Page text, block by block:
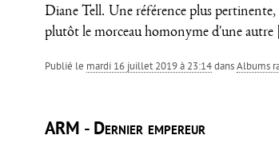
Diane Tell. Une référence plus
plutôt le morceau homonyme d'une autre
Publié le mardi 16 juillet 2019 à 23:14dansAlbums
ARM - Dernier empereur